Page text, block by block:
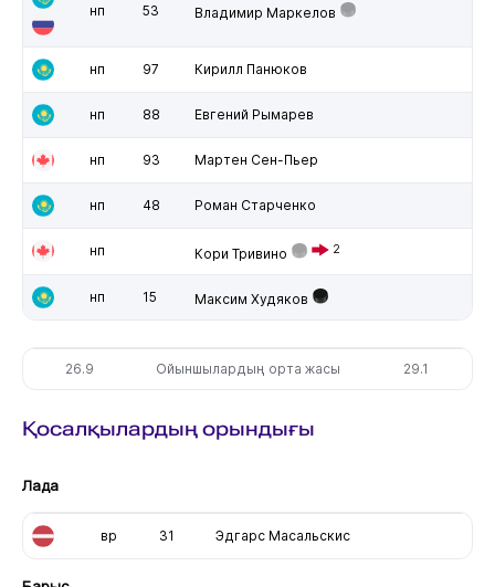
нп 53 Владимир Маркелов
нп 97 Кирилл Панюков
нп 88 Евгений Рымарев
нп 93 Мартен Сен-Пьер
нп 48 Роман Старченко
нп Кори Тривино 2
нп 15 Максим Худяков
26.9 Ойыншылардың орта жасы 29.1
Қосалқылардың орындығы
Лада
вр 31 Эдгарс Масальскис